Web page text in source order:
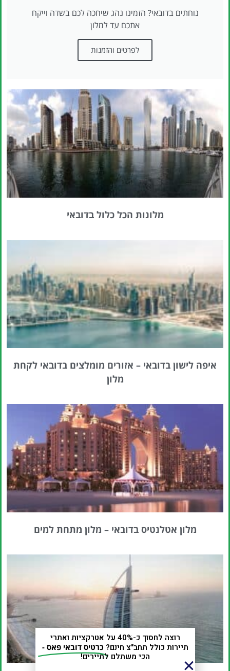
נוחתים בדובאי? הזמינו נהג שיחכה לכם בשדה וייקח
אתכם עד למלון
לפרטים והזמנות
מלונות הכל כלול בדובאי
איפה לישון בדובאי – אזורים מומלצים בדובאי לקחת
מלון
מלון אטלנטיס בדובאי – מלון מתחת למים
רוצה לחסוך כ-40% על אטרקציות ואתרי
תיירות כולל תחב"צ חינם? כרטיס דובאי פאס -
הכי משתלם לתיירים!